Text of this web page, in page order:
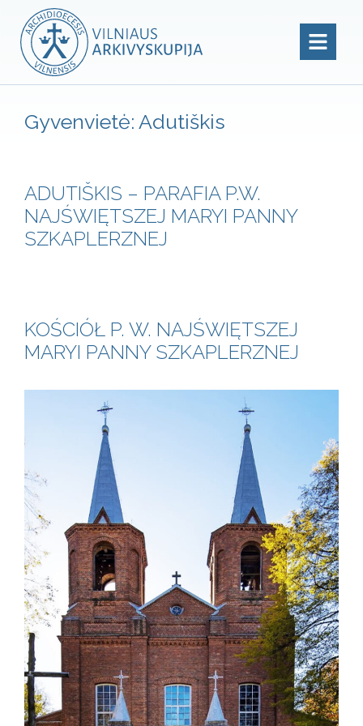
Gyvenvietė: Adutiškis
ADUTIŠKIS – PARAFIA P.W.
NAJŚWIĘTSZEJ MARYI PANNY
SZKAPLERZNEJ
KOŚCIÓŁ P. W. NAJŚWIĘTSZEJ
MARYI PANNY SZKAPLERZNEJ